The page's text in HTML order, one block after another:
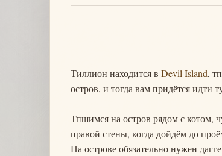
Тиллион находится в Devil Island,
остров, и тогда вам придётся идти
Тпшимся на остров рядом с котом,
правой стены, когда дойдём до
На острове обязательно нужен